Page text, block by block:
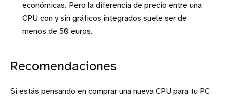
económicas. Pero la diferencia de precio entre una
CPU con y sin gráficos integrados suele ser de
menos de 50 euros.
Recomendaciones
Si estás pensando en comprar una nueva CPU para tu PC